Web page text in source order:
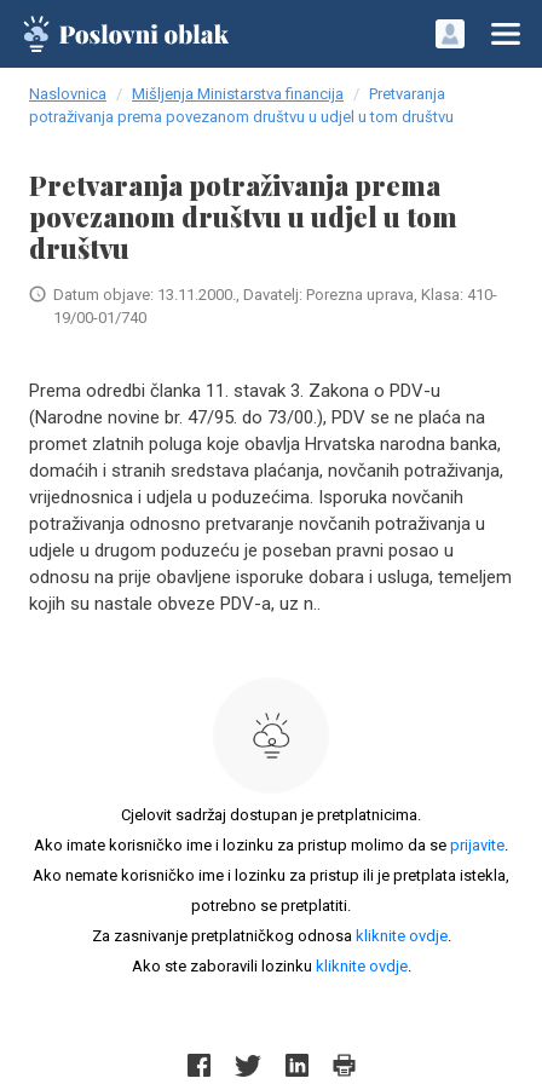
Naslovnica Mišljenja Ministarstva financija
Pretvaranja
potraživanja prema povezanom društvu u udjel u tom društvu
Pretvaranja potraživanja prema
povezanom društvu u udjel u tom
društvu
Datum objave: 13.11.2000., Davatelj: Porezna uprava, Klasa: 410-
19/00-01/740
Prema odredbi članka 11. stavak 3. Zakona o PDV-u
(Narodne novine br. 47/95. do 73/00.), PDV se ne plaća na
promet zlatnih poluga koje obavlja Hrvatska narodna banka,
domaćih i stranih sredstava plaćanja, novčanih potraživanja,
vrijednosnica i udjela u poduzećima. Isporuka novčanih
potraživanja odnosno pretvaranje novčanih potraživanja u
udjele u drugom poduzeću je poseban pravni posao u
odnosu na prije obavljene isporuke dobara i usluga, temeljem
kojih su nastale obveze PDV-a, uz n..
Cjelovit sadržaj dostupan je pretplatnicima.
Ako imate korisničko ime i lozinku za pristup molimo da se prijavite.
Ako nemate korisničko ime i lozinku za pristup ili je pretplata istekla,
potrebno se pretplatiti.
Za zasnivanje pretplatničkog odnosa kliknite ovdje.
Ako ste zaboravili lozinku kliknite ovdje.